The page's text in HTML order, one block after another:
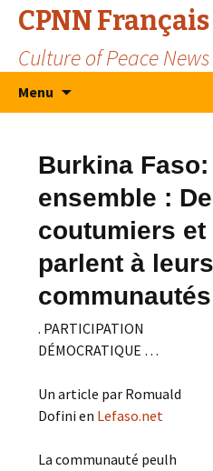
CPNN Français
Culture of Peace
Menu
Burkina
ensemble :
coutumiers
parlent à leurs
communautés
. PARTICIPATION
DÉMOCRATIQUE …
Un article par Romuald
Dofini en Lefaso.net
La communauté peulh